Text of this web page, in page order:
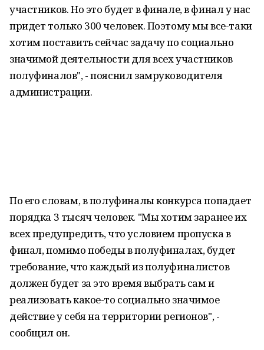
участников. Но это будет в финале, в финал у нас
придет только 300 человек. Поэтому мы все-таки
хотим поставить сейчас задачу по социально
значимой деятельности для всех участников
полуфиналов", - пояснил замруководителя
администрации.
По его словам, в полуфиналы конкурса попадает
порядка 3 тысяч человек. "Мы хотим заранее их
всех предупредить, что условием пропуска в
финал, помимо победы в полуфиналах, будет
требование, что каждый из полуфиналистов
должен будет за это время выбрать сам и
реализовать какое-то социально значимое
действие у себя на территории регионов", -
сообщил он.